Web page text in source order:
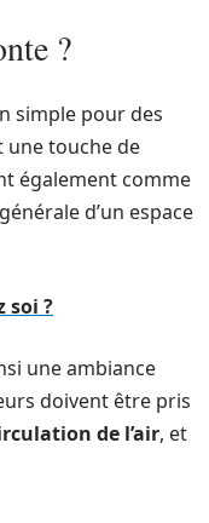
?
simple pour des
une touche de
également comme
d’un espace
soi ?
une ambiance
doivent être pris
de l’air, et